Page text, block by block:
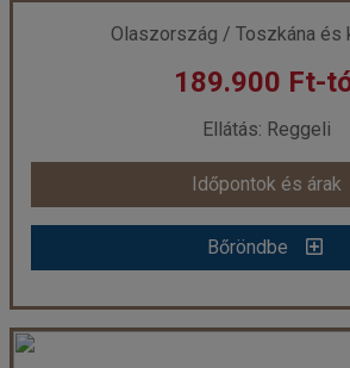
már 149.900
Időpontok és árak
Bőröndbe
Olaszország / Toszkána és
189.900 Ft-
Ellátás: Reggeli
Időpontok és árak
Bőröndbe
Toszkána csodái és Elba